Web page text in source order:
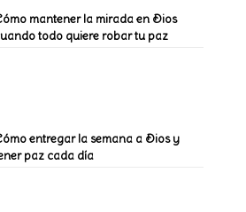
mantener la mirada en Dios
todo quiere robar tu paz
entregar la semana a Dios y
paz cada día